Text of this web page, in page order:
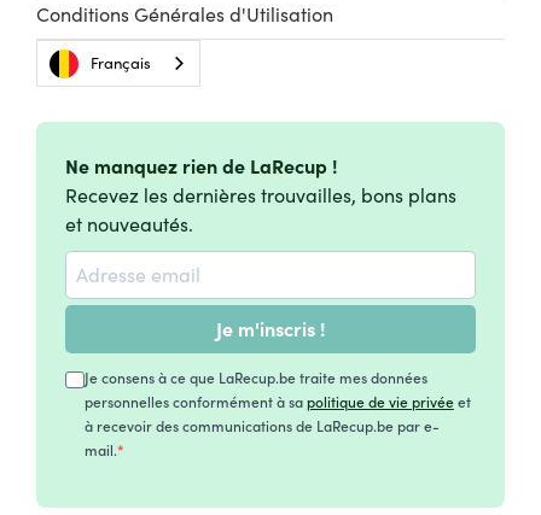
Conditions Générales d'Utilisation
Français
Ne manquez rien de LaRecup !
Recevez les dernières trouvailles, bons plans
et nouveautés.
Je m'inscris !
Je consens à ce que LaRecup.be traite mes données
personnelles conformément à sapolitique de vie privéeet
à recevoir des communications de LaRecup.be par e-
mail.